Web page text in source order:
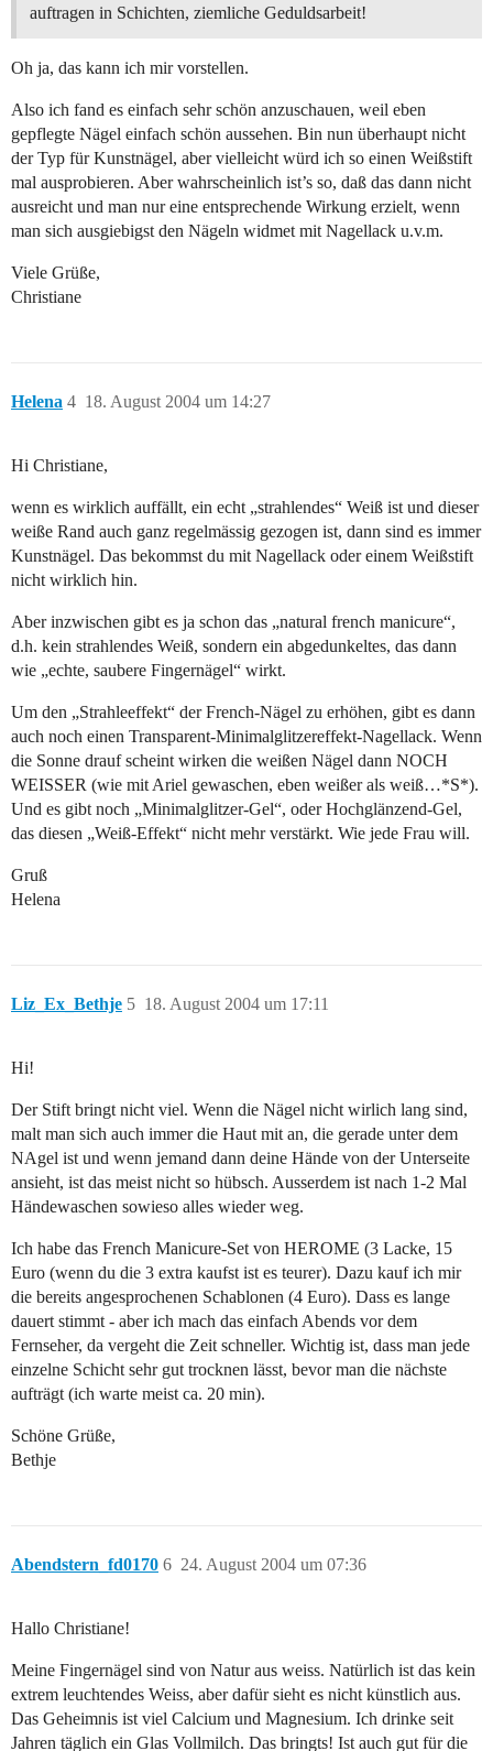
auftragen in Schichten, ziemliche Geduldsarbeit!
Oh ja, das kann ich mir vorstellen.
Also ich fand es einfach sehr schön anzuschauen, weil eben
gepflegte Nägel einfach schön aussehen. Bin nun überhaupt nicht
der Typ für Kunstnägel, aber vielleicht würd ich so einen Weißstift
mal ausprobieren. Aber wahrscheinlich ist’s so, daß das dann nicht
ausreicht und man nur eine entsprechende Wirkung erzielt, wenn
man sich ausgiebigst den Nägeln widmet mit Nagellack u.v.m.
Viele Grüße,
Christiane
Helena 18. August 2004 um 14:27
4
Hi Christiane,
wenn es wirklich auffällt, ein echt „strahlendes“ Weiß ist und dieser
weiße Rand auch ganz regelmässig gezogen ist, dann sind es immer
Kunstnägel. Das bekommst du mit Nagellack oder einem Weißstift
nicht wirklich hin.
Aber inzwischen gibt es ja schon das „natural french manicure“,
d.h. kein strahlendes Weiß, sondern ein abgedunkeltes, das dann
wie „echte, saubere Fingernägel“ wirkt.
Um den „Strahleeffekt“ der French-Nägel zu erhöhen, gibt es dann
auch noch einen Transparent-Minimalglitzereffekt-Nagellack. Wenn
die Sonne drauf scheint wirken die weißen Nägel dann NOCH
WEISSER (wie mit Ariel gewaschen, eben weißer als weiß…*S*).
Und es gibt noch „Minimalglitzer-Gel“, oder Hochglänzend-Gel,
das diesen „Weiß-Effekt“ nicht mehr verstärkt. Wie jede Frau will.
Gruß
Helena
Liz_Ex_Bethje 18. August 2004 um 17:11
5
Hi!
Der Stift bringt nicht viel. Wenn die Nägel nicht wirlich lang sind,
malt man sich auch immer die Haut mit an, die gerade unter dem
NAgel ist und wenn jemand dann deine Hände von der Unterseite
ansieht, ist das meist nicht so hübsch. Ausserdem ist nach 1-2 Mal
Händewaschen sowieso alles wieder weg.
Ich habe das French Manicure-Set von HEROME (3 Lacke, 15
Euro (wenn du die 3 extra kaufst ist es teurer). Dazu kauf ich mir
die bereits angesprochenen Schablonen (4 Euro). Dass es lange
dauert stimmt - aber ich mach das einfach Abends vor dem
Fernseher, da vergeht die Zeit schneller. Wichtig ist, dass man jede
einzelne Schicht sehr gut trocknen lässt, bevor man die nächste
aufträgt (ich warte meist ca. 20 min).
Schöne Grüße,
Bethje
Abendstern_fd0170 24. August 2004 um 07:36
6
Hallo Christiane!
Meine Fingernägel sind von Natur aus weiss. Natürlich ist das kein
extrem leuchtendes Weiss, aber dafür sieht es nicht künstlich aus.
Das Geheimnis ist viel Calcium und Magnesium. Ich drinke seit
Jahren täglich ein Glas Vollmilch. Das bringts! Ist auch gut für die